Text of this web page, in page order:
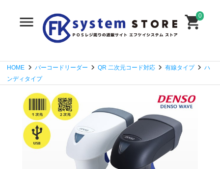
0
HOME バーコードリーダー QR 二次元コード対応 有線タイプ
ハ
ンディタイプ